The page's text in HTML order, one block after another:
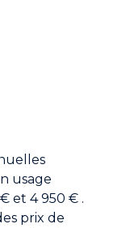
usage
et 4 950 € .
prix de